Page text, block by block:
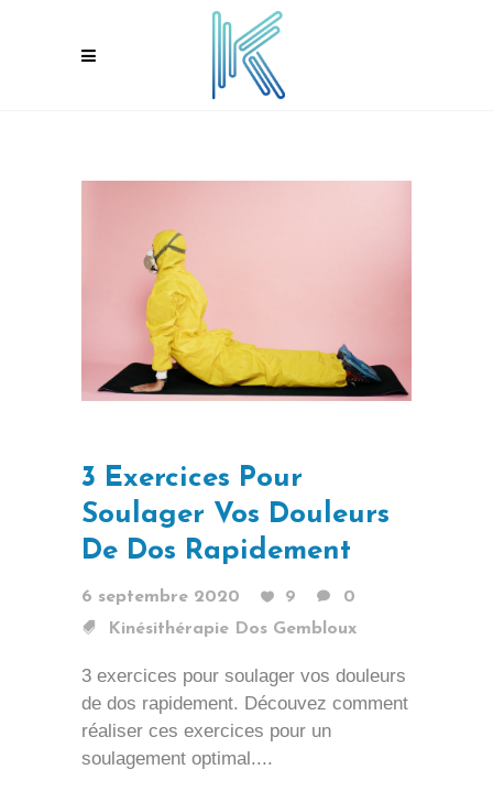
3 Exercices Pour
Soulager Vos Douleurs
De Dos Rapidement
6 septembre 2020 9
0
Kinésithérapie Dos Gembloux
3 exercices pour soulager vos douleurs
de dos rapidement. Découvez comment
réaliser ces exercices pour un
soulagement optimal....